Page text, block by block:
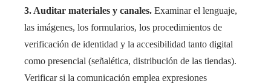
3. Auditar materiales y canales. Examinar el lenguaje,
las imágenes, los formularios, los procedimientos de
verificación de identidad y la accesibilidad tanto digital
como presencial (señalética, distribución de las tiendas).
Verificar si la comunicación emplea expresiones